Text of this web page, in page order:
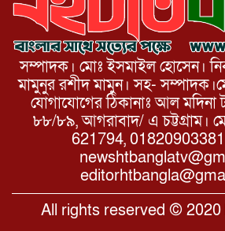
সম্পাদক। মোঃ ইসমাইল হোসেন।
মামুনুর রশীদ মামুন। সহ-
যোগাযোগের ঠিকানাঃ আল মদিনা
৮৮/৮৯, আগরাবাদ/ এ চট্টগ্রাম।
621794,
All rights reserved © 2020